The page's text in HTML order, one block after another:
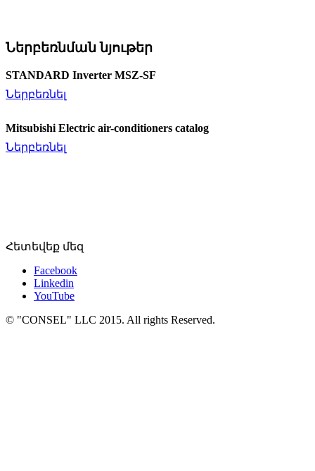
Ներբեռնման նյութեր
STANDARD Inverter MSZ-SF
Ներբեռնել
Mitsubishi Electric air-conditioners catalog
Ներբեռնել
Հետեվեք մեզ
Facebook
Linkedin
YouTube
© "CONSEL" LLC 2015. All rights Reserved.